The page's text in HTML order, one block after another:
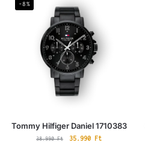
-8%
Tommy Hilfiger Daniel 1710383
38.990Ft 35.990 Ft